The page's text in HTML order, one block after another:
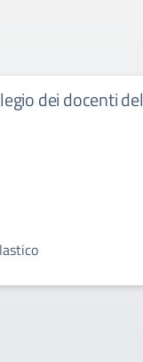
dei docenti del